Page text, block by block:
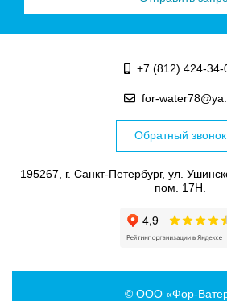
+7 (812) 424-34-
for-
Обратный звонок
195267, г. Санкт-Петербург, ул.
пом. 17Н.
© ООО «Фор-